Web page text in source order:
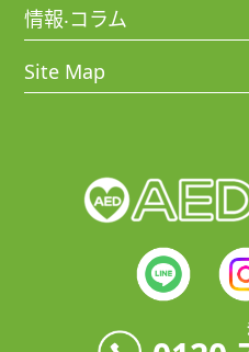
長期レンタル（5年または
マラソン大会レンタル
AEDレンタルQ&A
AED-3150製品紹介
短期レンタル見積＆予約
長期レンタル見積
工事現場レンタル見積＆予
トレーニング機材レンタル
情報‧コラム
お知らせ
Site Map
私たちについて
情報セキュリティ基本